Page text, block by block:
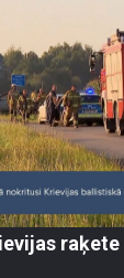
raķete